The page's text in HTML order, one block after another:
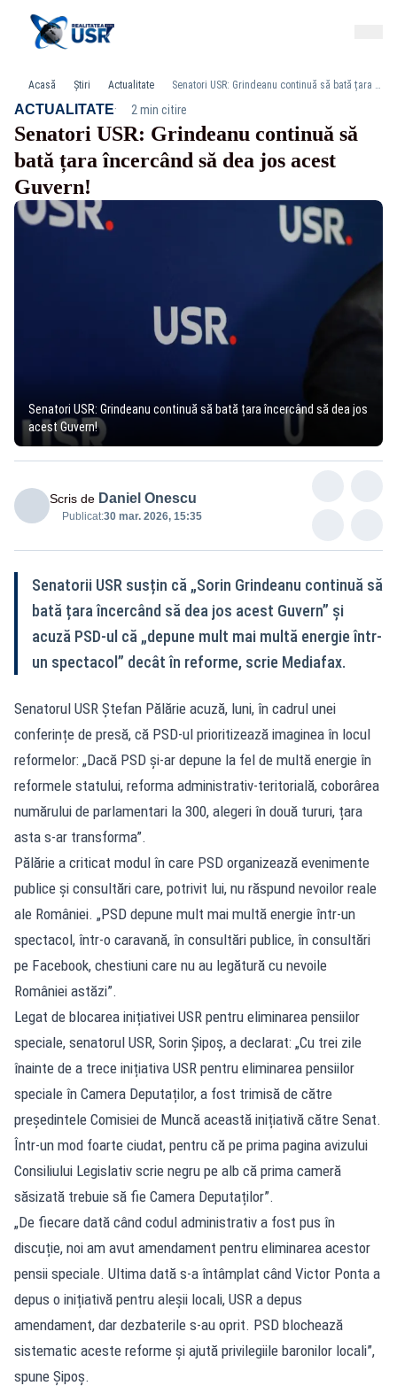
Acasă Știri Actualitate Senatori USR: Grindeanu continuă să bată țara încercând să dea jos acest Guvern!
ACTUALITATE· 2 min citire
Senatori USR: Grindeanu continuă să
bată țara încercând să dea jos acest
Guvern!
Senatori USR: Grindeanu continuă să bată țara încercând să dea jos
acest Guvern!
Scris de Daniel Onescu
Publicat:30 mar. 2026, 15:35
Senatorii USR susțin că „Sorin Grindeanu continuă să
bată țara încercând să dea jos acest Guvern” și
acuză PSD-ul că „depune mult mai multă energie într-
un spectacol” decât în reforme, scrie Mediafax.
Senatorul USR Ștefan Pălărie acuză, luni, în cadrul unei
conferințe de presă, că PSD-ul prioritizează imaginea în locul
reformelor: „Dacă PSD și-ar depune la fel de multă energie în
reformele statului, reforma administrativ-teritorială, coborârea
numărului de parlamentari la 300, alegeri în două tururi, țara
asta s-ar transforma”.
Pălărie a criticat modul în care PSD organizează evenimente
publice și consultări care, potrivit lui, nu răspund nevoilor reale
ale României. „PSD depune mult mai multă energie într-un
spectacol, într-o caravană, în consultări publice, în consultări
pe Facebook, chestiuni care nu au legătură cu nevoile
României astăzi”.
Legat de blocarea inițiativei USR pentru eliminarea pensiilor
speciale, senatorul USR, Sorin Șipoș, a declarat: „Cu trei zile
înainte de a trece inițiativa USR pentru eliminarea pensiilor
speciale în Camera Deputaților, a fost trimisă de către
președintele Comisiei de Muncă această inițiativă către Senat.
Într-un mod foarte ciudat, pentru că pe prima pagina avizului
Consiliului Legislativ scrie negru pe alb că prima cameră
săsizată trebuie să fie Camera Deputaților”.
„De fiecare dată când codul administrativ a fost pus în
discuție, noi am avut amendament pentru eliminarea acestor
pensii speciale. Ultima dată s-a întâmplat când Victor Ponta a
depus o inițiativă pentru aleșii locali, USR a depus
amendament, dar dezbaterile s-au oprit. PSD blochează
sistematic aceste reforme și ajută privilegiile baronilor locali”,
spune Șipoș.